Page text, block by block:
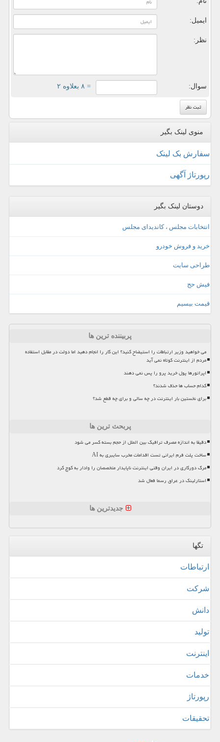
ایمیل:
نظر:
سوال: = ۸ بعلاوه ۲
منوی لینک بگیر
سفارش بک لینک
رپورتاژ آگهی
دوستان لینک بگیر
انتخابات مجلس ، کاندیدای مجلس
خرید و فروش خودرو
طراحی سایت
فیش حج
قیمت بیسیم
پربیننده ترین ها
می خواهید وزیر ارتباطات را استیضاح کنید؟ این کار را انجام دهید اما دولت در مقابل استفاده
مردم از اینترنت کوتاه نمی آید
اپراتورها پول خرید پرو را پس نمی دهند
کدام حساب ها حذف شدند؟
برای نخستین بار اینترنت در چه سالی و برای چه قطع شد؟
پربحث ترین ها
دقیقا به اندازه مصرف ترافیک بین الملل از حجم بسته کسر می شود
ساخت پلت فرم ایرانی تست اقدامات مخرب سایبری به AI
مرگ دورکاری در ایران وقتی اینترنت ناپایدار متخصصان را وادار به کوچ کرد
استارلینک در عراق رسما فعال شد
جدیدترین ها
تگها
ارتباطات
شركت
دانش
تولید
اینترنت
خدمات
رپورتاژ
تحقیقات